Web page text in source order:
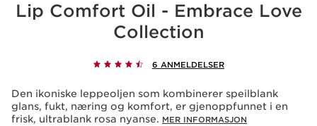
Lip Comfort Oil - Embrace Love
Collection
6 ANMELDELSER
Den ikoniske leppeoljen som kombinerer speilblank
glans, fukt, næring og komfort, er gjenoppfunnet i en
frisk, ultrablank rosa nyanse. MER INFORMASJON